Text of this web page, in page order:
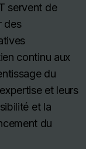
servent de
des
continu aux
du
et leurs
et la
du